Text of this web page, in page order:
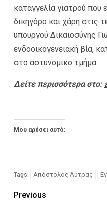
καταγγελία γιατρού που
δικηγόρο και χάρη στις
υπουργού Δικαιοσύνης
ενδοοικογενειακή βία,
στο αστυνομικό τμήμα.
Δείτε περισσότερα στο:
Μου αρέσει αυτό:
Tags: Απόστολος Λύτρας
Previous